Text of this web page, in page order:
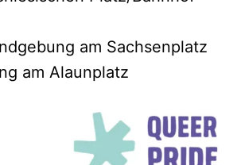
am Sachsenplatz
am Alaunplatz